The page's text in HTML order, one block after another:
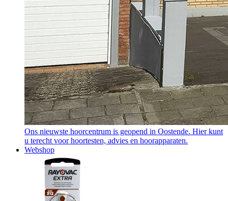
Ons nieuwste hoorcentrum is geopend in Oostende. Hier kunt
u terecht voor hoortesten, advies en hoorapparaten.
Webshop